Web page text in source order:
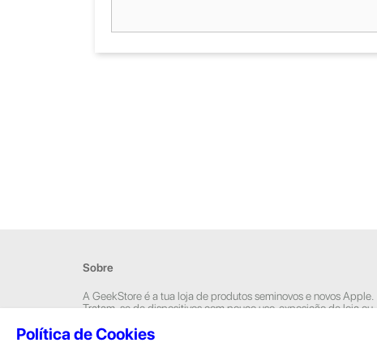
Política de Cookies
Sobre
A GeekStore é a tua loja de produtos seminovos e novos Apple.
Tratam-se de dispositivos com pouco uso, exposição de loja ou